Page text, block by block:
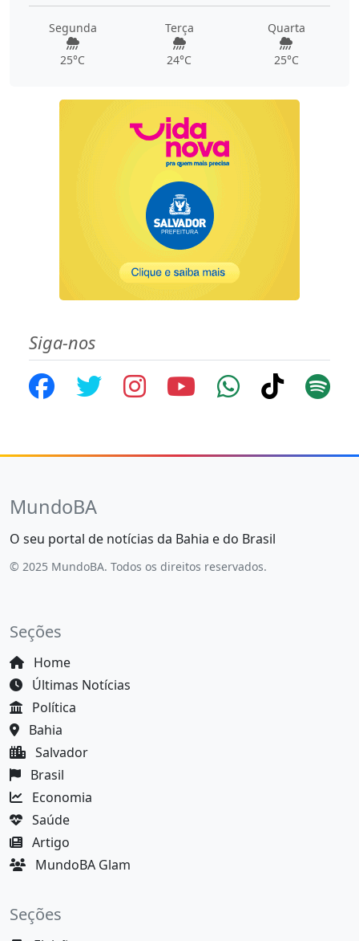
Segunda
25°C
Terça
24°C
Quarta
25°C
Siga-nos
MundoBA
O seu portal de notícias da Bahia e do Brasil
© 2025 MundoBA. Todos os direitos reservados.
Seções
Home
Últimas Notícias
Política
Bahia
Salvador
Brasil
Economia
Saúde
Artigo
MundoBA Glam
Seções